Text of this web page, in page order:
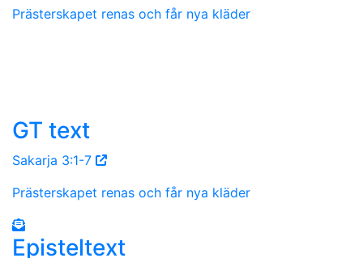
Prästerskapet renas och får nya kläder
GT text
Sakarja 3:1-7
Prästerskapet renas och får nya kläder
Episteltext